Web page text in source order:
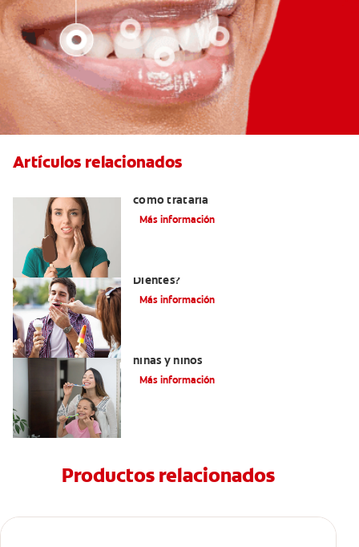
Artículos relacionados
cómo tratarla
Más información
Dientes?
Más información
niñas y niños
Más información
Productos relacionados